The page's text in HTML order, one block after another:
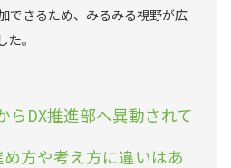
できるため、みるみる視野が広
。
らDX推進部へ異動されて
方や考え方に違いはあ